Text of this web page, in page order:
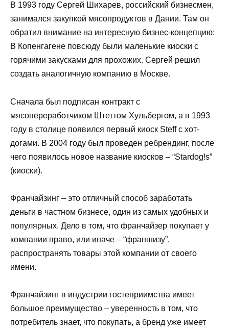
В 1993 году Сергей Шихарев, российский бизнесмен,
занимался закупкой мясопродуктов в Дании. Там он
обратил внимание на интересную бизнес-концепцию:
В Копенгагене повсюду были маленькие киоски с
горячими закусками для прохожих. Сергей решил
создать аналогичную компанию в Москве.
Сначала был подписан контракт с
мясопереработчиком Штеттом Хульбергом, а в 1993
году в столице появился первый киоск Steff с хот-
догами. В 2004 году был проведен ребрендинг, после
чего появилось новое название киосков – “Stardog!s”
(киоски).
Франчайзинг – это отличный способ заработать
деньги в частном бизнесе, один из самых удобных и
популярных. Дело в том, что франчайзер покупает у
компании право, или иначе – “франшизу”,
распространять товары этой компании от своего
имени.
Франчайзинг в индустрии гостеприимства имеет
большое преимущество – уверенность в том, что
потребитель знает, что покупать, а бренд уже имеет